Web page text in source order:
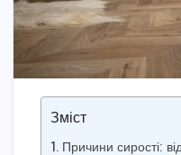
Зміст
Причини сирості: